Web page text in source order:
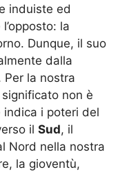
induiste ed
la
Dunque, il suo
dalla
la nostra
non è
i poteri del
il Sud, il
Nord nella nostra
la gioventù,